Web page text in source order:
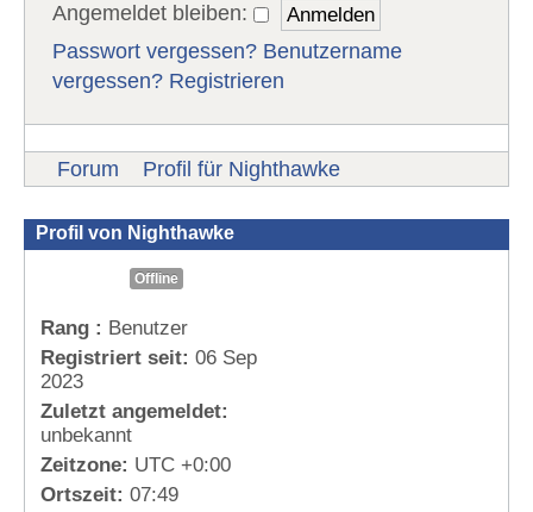
Angemeldet bleiben:
Passwort vergessen? Benutzername
vergessen? Registrieren
Forum Profil für Nighthawke
Profil von Nighthawke
Offline
Rang : Benutzer
Registriert seit: 06 Sep
2023
Zuletzt angemeldet:
unbekannt
Zeitzone: UTC +0:00
Ortszeit: 07:49